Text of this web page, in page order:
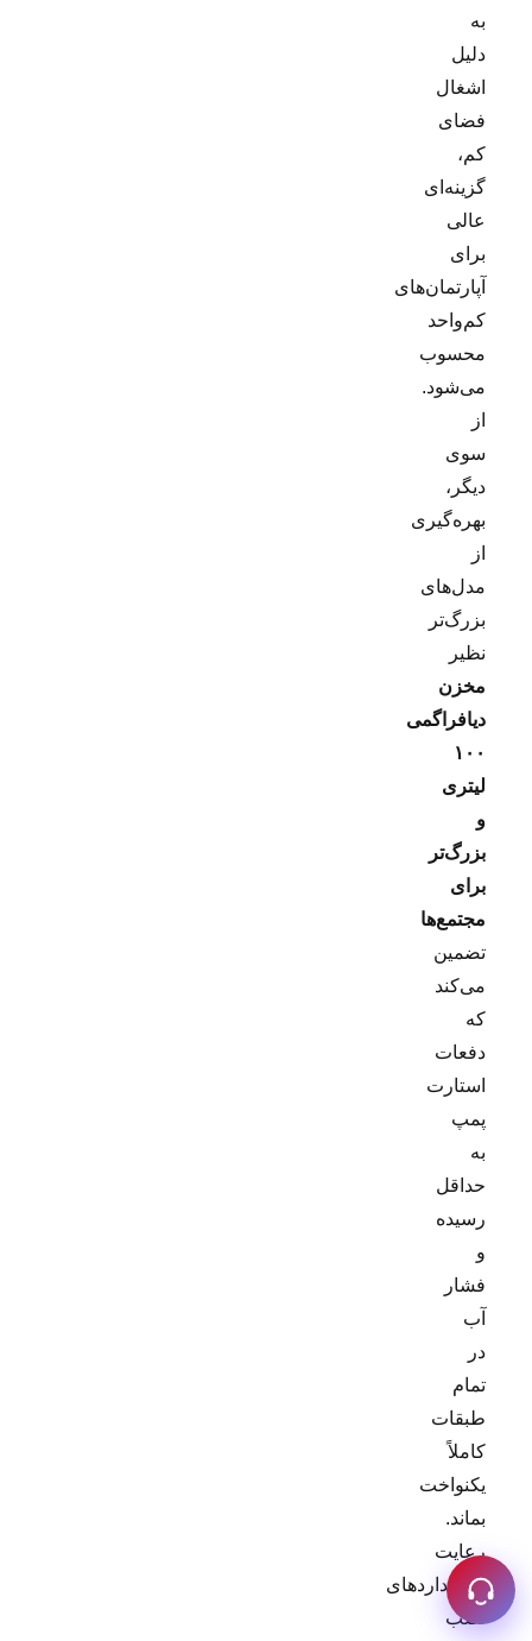
به
دلیل
اشغال
فضای
کم،
گزینه‌ای
عالی
برای
آپارتمان‌های
کم‌واحد
محسوب
می‌شود.
از
سوی
دیگر،
بهره‌گیری
از
مدل‌های
بزرگ‌تر
نظیر
مخزن
دیافراگمی
۱۰۰
لیتری
و
بزرگ‌تر
برای
مجتمع‌ها
تضمین
می‌کند
که
دفعات
استارت
پمپ
به
حداقل
رسیده
و
فشار
آب
در
تمام
طبقات
کاملاً
یکنواخت
بماند.
رعایت
استانداردهای
نصب